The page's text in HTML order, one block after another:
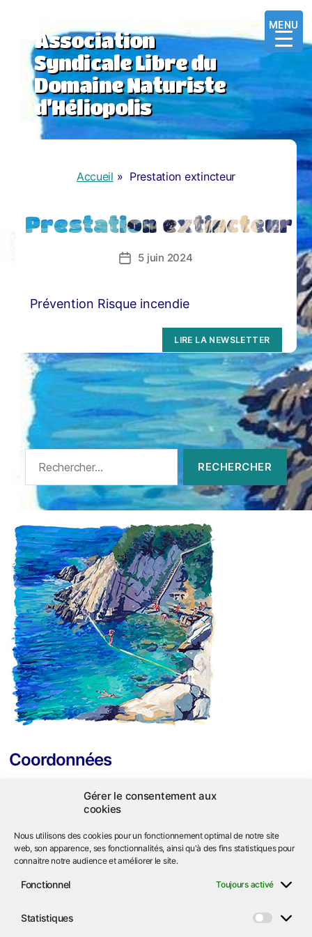
Gérer le consentement aux
cookies
Nous utilisons des cookies pour un fonctionnement optimal de notre site
web, son apparence, ses fonctionnalités, ainsi qu'à des fins statistiques pour
connaitre notre audience et améliorer le site.
Fonctionnel Toujours activé
Statistiques
Association
Syndicale Libre du
Domaine Naturiste
d’Héliopolis
Accueil » Prestation extincteur
Prestation extincteur
Date5 juin 2024
Prévention Risque incendie
LIRE LA NEWSLETTER
Coordonnées
ASL Héliopolis
663 corniche de l'Arbousier
83400 Hyères
MENU
MENU
MENU